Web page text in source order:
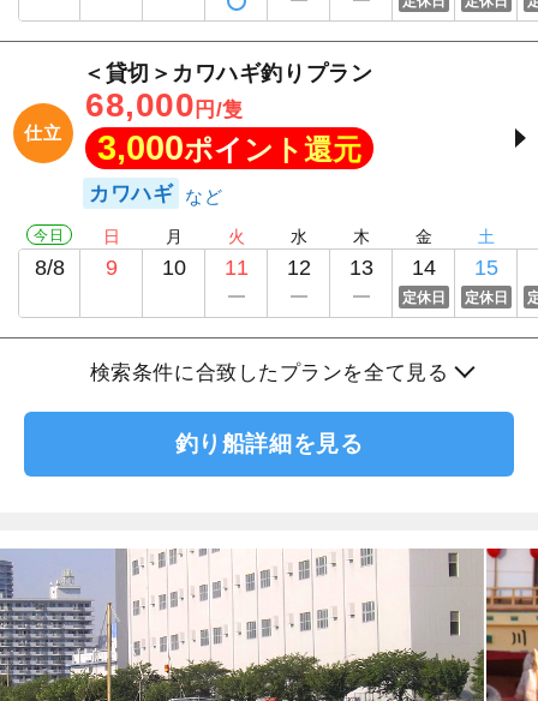
仕立
＜貸切＞カワハギ釣りプラン
68,000 円/隻
3,000ポイント還元
カワハギ
今日
8/8
日
9
月
10
火
11
水
12
木
13
金
14
定休日
土
15
定休日
検索条件に合致したプランを全て見る
釣り船詳細を見る